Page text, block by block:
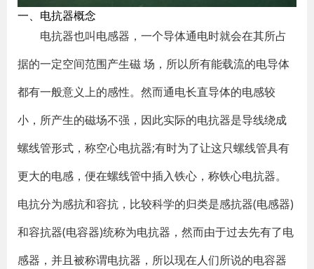
一、电抗器概念
电抗器也叫电感器，一个导体通电时就会在其所占
据的一定空间范围产生磁 场，所以所有能载流的电导体
都有一般意义上的感性。然而通电长直导体的电感较
小，所产生的磁场不强，因此实际的电抗器是导线绕成
螺线管形式，称空心电抗器;有时为了让这只螺线管具有
更大的电感，便在螺线管中插入铁心，称铁心电抗器。
电抗分为感抗和容抗，比较科学的归类是感抗器(电感器)
和容抗器(电容器)统称为电抗器，然而由于过去先有了电
感器，并且被称谓电抗器，所以现在人们所说的电容器